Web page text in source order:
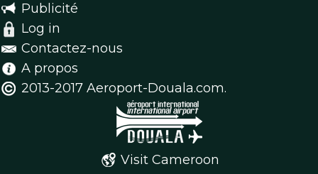
Publicité
Log in
Contactez-nous
A propos
2013-2017 Aeroport-Douala.com.
Visit Cameroon